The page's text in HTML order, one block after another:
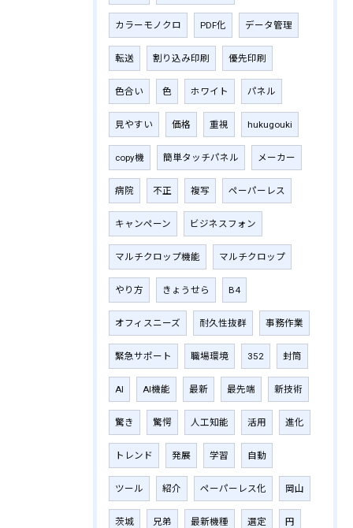
カラーモノクロ PDF化 データ管理
転送 割り込み印刷 優先印刷
色合い 色 ホワイト パネル
見やすい 価格 重視 hukugouki
copy機 簡単タッチパネル メーカー
病院 不正 複写 ペーパーレス
キャンペーン ビジネスフォン
マルチクロップ機能 マルチクロップ
やり方 きょうせら B4
オフィスニーズ 耐久性抜群 事務作業
緊急サポート 職場環境 352 封筒
AI AI機能 最新 最先端 新技術
驚き 驚愕 人工知能 活用 進化
トレンド 発展 学習 自動
ツール 紹介 ペーパーレス化 岡山
茨城 兄弟 最新機種 選定 円